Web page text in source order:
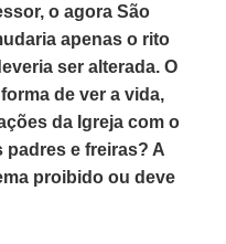
o agora São
apenas o rito
ser alterada. O
de ver a vida,
da Igreja com o
padres e freiras? A
proibido ou deve